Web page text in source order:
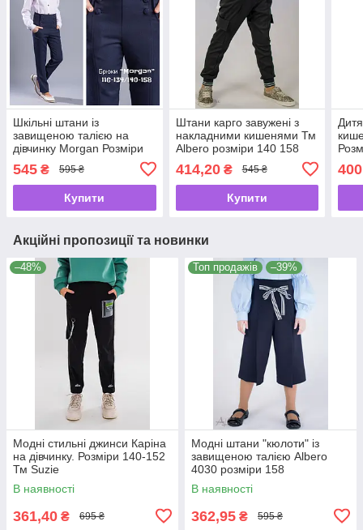
Шкільні штани із
завищеною талією на
дівчинку Morgan Розміри
545 ₴ 595 ₴
Купити
Штани карго завужені з
накладними кишенями Тм
Albero розміри 140 158
414,20₴ 545 ₴
Купити
400
Акційні пропозиції та новинки
–48%
Модні стильні джинси Каріна
на дівчинку. Розміри 140-152
Тм Suzie
В наявності
361,40 ₴ 695 ₴
Топ продажів –39%
Модні штани "кюлоти" із
завищеною талією Albero
4030 розміри 158
В наявності
362,95 ₴ 595 ₴